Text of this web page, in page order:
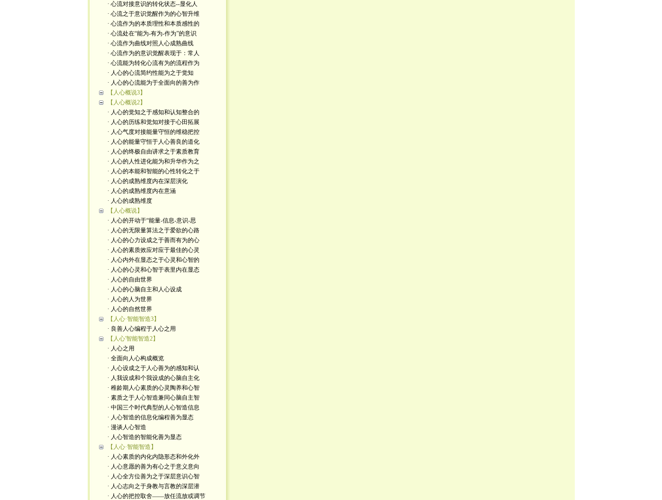
· 心流对接意识的转化状态--显化人
· 心流之于意识觉醒作为的心智升维
· 心流作为的本质理性和本质感性的
· 心流处在“能为-有为-作为”的意识
· 心流作为曲线对照人心成熟曲线
· 心流作为的意识觉醒表现于：常人
· 心流能为转化心流有为的流程作为
· 人心的心流简约性能为之于觉知
· 人心的心流能为于全面向的善为作
【人心概说3】
【人心概说2】
· 人心的觉知之于感知和认知整合的
· 人心的历练和觉知对接于心田拓展
· 人心气度对接能量守恒的维稳把控
· 人心的能量守恒于人心善良的道化
· 人心的终极自由讲求之于素质教育
· 人心的人性进化能为和升华作为之
· 人心的本能和智能的心性转化之于
· 人心的成熟维度内在深层演化
· 人心的成熟维度内在意涵
· 人心的成熟维度
【人心概说】
· 人心的开动于“能量-信息-意识-思
· 人心的无限量算法之于爱欲的心路
· 人心的心力设成之于善而有为的心
· 人心的素质效应对应于最佳的心灵
· 人心内外在显态之于心灵和心智的
· 人心的心灵和心智于表里内在显态
· 人心的自由世界
· 人心的心脑自主和人心设成
· 人心的人为世界
· 人心的自然世界
【人心·智能智造3】
· 良善人心编程于人心之用
【人心'智能智造2】
· 人心之用
· 全面向人心构成概览
· 人心设成之于人心善为的感知和认
· 人我设成和个我设成的心脑自主化
· 稚龄期人心素质的心灵陶养和心智
· 素质之于人心智造兼同心脑自主智
· 中国三个时代典型的人心智造信息
· 人心智造的信息化编程善为显态
· 漫谈人心智造
· 人心智造的智能化善为显态
【人心·智能智造】
· 人心素质的内化内隐形态和外化外
· 人心意愿的善为有心之于意义意向
· 人心全方位善为之于深层意识心智
· 人心志向之于身教与言教的深层潜
· 人心的把控取舍——放任流放或调节